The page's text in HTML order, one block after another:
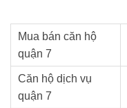
Mua bán căn hộ
quận 7
Căn hộ dịch vụ
quận 7